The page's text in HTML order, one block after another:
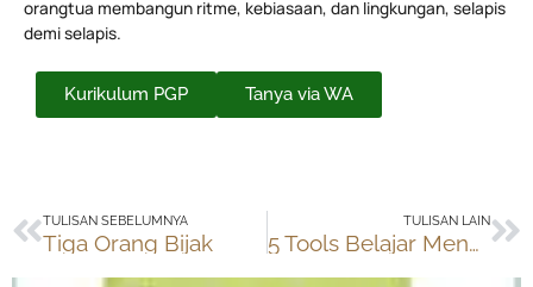
orangtua membangun ritme, kebiasaan, dan lingkungan, selapis
demi selapis.
Kurikulum PGP Tanya via WA
Prev
TULISAN SEBELUMNYA
Tiga Orang Bijak
TULISAN LAIN
5 Tools Belajar Mengetik 10 Jari